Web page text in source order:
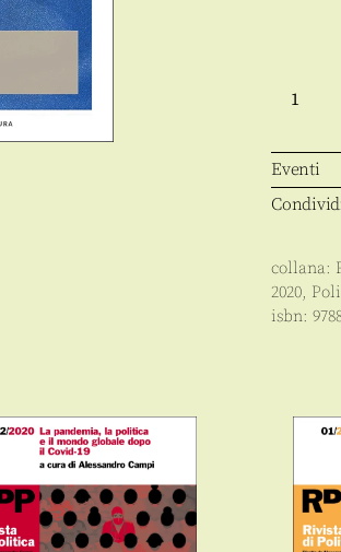
Anno
164
-
12.2020
quantità
Eventi
collana:
2020,
isbn: